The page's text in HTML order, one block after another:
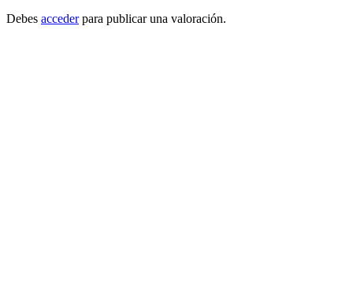
Debes accederpara publicar una valoración.